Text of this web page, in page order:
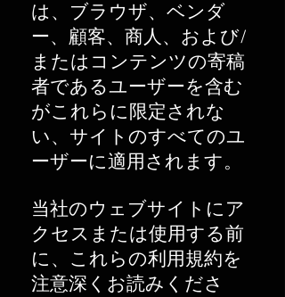
は、ブラウザ、ベンダ
ー、顧客、商人、および/
またはコンテンツの寄稿
者であるユーザーを含む
がこれらに限定されな
い、サイトのすべてのユ
ーザーに適用されます。
当社のウェブサイトにア
クセスまたは使用する前
に、これらの利用規約を
注意深くお読みくださ